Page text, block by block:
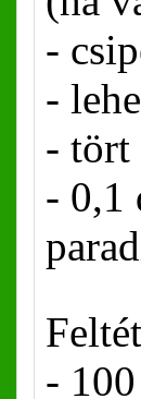
-
-
- tört
- 0,1
-